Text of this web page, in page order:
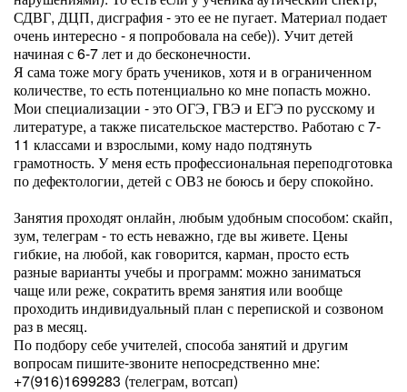
СДВГ, ДЦП, дисграфия - это ее не пугает. Материал подает
очень интересно - я попробовала на себе)). Учит детей
начиная с 6-7 лет и до бесконечности.
Я сама тоже могу брать учеников, хотя и в ограниченном
количестве, то есть потенциально ко мне попасть можно.
Мои специализации - это ОГЭ, ГВЭ и ЕГЭ по русскому и
литературе, а также писательское мастерство. Работаю с 7-
11 классами и взрослыми, кому надо подтянуть
грамотность. У меня есть профессиональная переподготовка
по дефектологии, детей с ОВЗ не боюсь и беру спокойно.
Занятия проходят онлайн, любым удобным способом: скайп,
зум, телеграм - то есть неважно, где вы живете. Цены
гибкие, на любой, как говорится, карман, просто есть
разные варианты учебы и программ: можно заниматься
чаще или реже, сократить время занятия или вообще
проходить индивидуальный план с перепиской и созвоном
раз в месяц.
По подбору себе учителей, способа занятий и другим
вопросам пишите-звоните непосредственно мне:
+7(916)1699283 (телеграм, вотсап)